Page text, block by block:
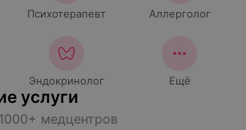
Психотерапевт Аллерголог
Эндокринолог Ещё
услуги
медцентров